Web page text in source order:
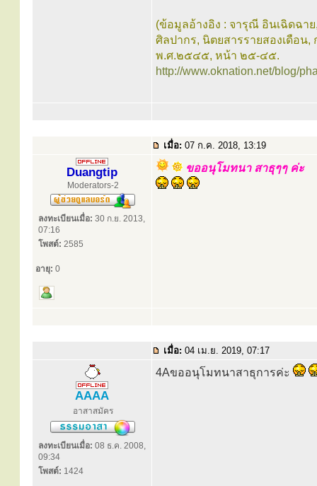
(ข้อมูลอ้างอิง : จารุณี อินเฉิดฉา
ศิลปากร, นิตยสารรายสองเดือน
พ.ศ.๒๕๔๕, หน้า ๒๕-๔๕.
http://www.oknation.net/blog/
เมื่อ: 07 ก.ค. 2018, 13:19
Duangtip
Moderators-2
ลงทะเบียนเมื่อ: 30 ก.ย. 2013,
07:16
โพสต์: 2585
อายุ: 0
ขออนุโมทนา สาธุๆๆ ค่ะ
เมื่อ: 04 เม.ย. 2019, 07:17
AAAA
อาสาสมัคร
ลงทะเบียนเมื่อ: 08 ธ.ค. 2008,
09:34
โพสต์: 1424
4Aขออนุโมทนาสาธุการค่ะ